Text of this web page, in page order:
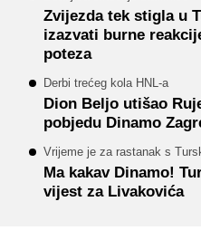
Zvijezda tek stigla u
izazvati burne
poteza
Derbi trećeg kola HNL-a
Dion Beljo utišao
pobjedu Dinamo
Vrijeme je za rastanak s
Ma kakav Dinamo!
vijest za Livakovića